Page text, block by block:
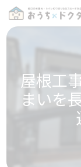
屋根工
まいを